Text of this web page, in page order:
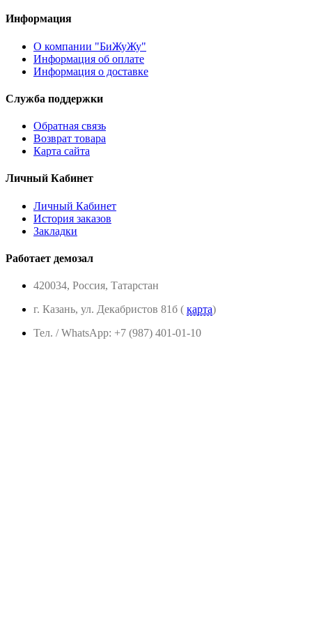
Информация
О компании "БиЖуЖу"
Информация об оплате
Информация о доставке
Служба поддержки
Обратная связь
Возврат товара
Карта сайта
Личный Кабинет
Личный Кабинет
История заказов
Закладки
Работает демозал
420034, Россия, Татарстан
г. Казань, ул. Декабристов 81б ( карта)
Тел. / WhatsApp: +7 (987) 401-01-10